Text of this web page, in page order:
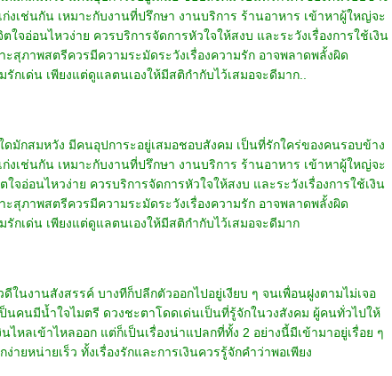
งเช่นกัน เหมาะกับงานที่ปรึกษา งานบริการ ร้านอาหาร เข้าหาผู้ใหญ่จะ
อ่อนไหวง่าย ควรบริการจัดการหัวใจให้สงบ และระวังเรื่องการใช้เงิน
สุภาพสตรีควรมีความระมัดระวังเรื่องความรัก อาจพลาดพลั้งผิด
กเด่น เพียงแต่ดูแลตนเองให้มีสติกำกับไว้เสมอจะดีมาก..
กสมหวัง มีคนอุปการะอยู่เสมอชอบสังคม เป็นที่รักใคร่ของคนรอบข้าง
งเช่นกัน เหมาะกับงานที่ปรึกษา งานบริการ ร้านอาหาร เข้าหาผู้ใหญ่จะ
อ่อนไหวง่าย ควรบริการจัดการหัวใจให้สงบ และระวังเรื่องการใช้เงิน
สุภาพสตรีควรมีความระมัดระวังเรื่องความรัก อาจพลาดพลั้งผิด
กเด่น เพียงแต่ดูแลตนเองให้มีสติกำกับไว้เสมอจะดีมาก
นงานสังสรรค์ บางทีก็ปลีกตัวออกไปอยู่เงียบ ๆ จนเพื่อนฝูงตามไม่เจอ
คนมีน้ำใจไมตรี ดวงชะตาโดดเด่นเป็นที่รู้จักในวงสังคม ผู้คนทั่วไปให้
ลเข้าไหลออก แต่ก็เป็นเรื่องน่าแปลกที่ทั้ง 2 อย่างนี้มีเข้ามาอยู่เรื่อย ๆ
ยหน่ายเร็ว ทั้งเรื่องรักและการเงินควรรู้จักคำว่าพอเพียง